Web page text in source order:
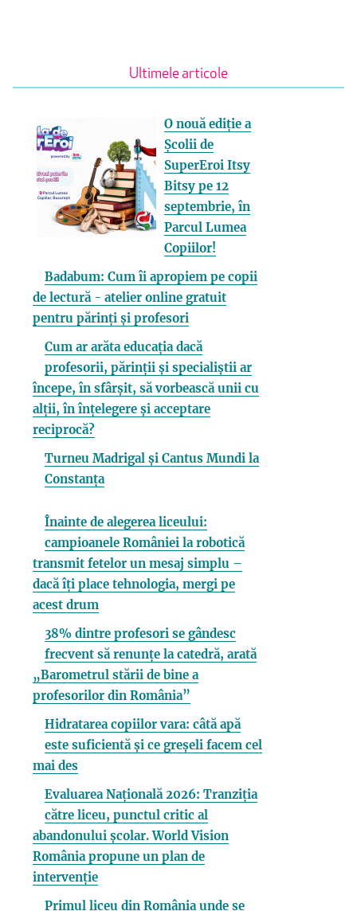
Ultimele articole
O nouă ediție a
Școlii de
SuperEroi Itsy
Bitsy pe 12
septembrie, în
Parcul Lumea
Copiilor!
Badabum: Cum îi apropiem pe copii
de lectură - atelier online gratuit
pentru părinți și profesori
Cum ar arăta educația dacă
profesorii, părinții și specialiștii ar
începe, în sfârșit, să vorbească unii cu
alții, în înțelegere și acceptare
reciprocă?
Turneu Madrigal și Cantus Mundi la
Constanța
Înainte de alegerea liceului:
campioanele României la robotică
transmit fetelor un mesaj simplu –
dacă îți place tehnologia, mergi pe
acest drum
38% dintre profesori se gândesc
frecvent să renunțe la catedră, arată
„Barometrul stării de bine a
profesorilor din România”
Hidratarea copiilor vara: câtă apă
este suficientă și ce greșeli facem cel
mai des
Evaluarea Națională 2026: Tranziția
către liceu, punctul critic al
abandonului școlar. World Vision
România propune un plan de
intervenție
Primul liceu din România unde se